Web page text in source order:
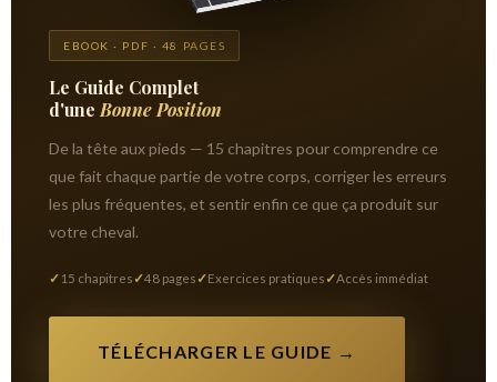
EBOOK · PDF · 48 PAGES
Le Guide Complet
d'une Bonne Position
De la tête aux pieds — 15 chapitres pour comprendre ce
que fait chaque partie de votre corps, corriger les erreurs
les plus fréquentes, et sentir enfin ce que ça produit sur
votre cheval.
15 chapitres 48 pages Exercices pratiques Accès immédiat
TÉLÉCHARGER LE GUIDE →